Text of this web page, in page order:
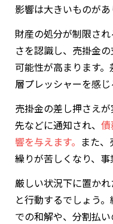
影響は大きいものがあ
財産の処分が制限さ
さを認識し、売掛金
可能性が高まります
層プレッシャーを感じ
売掛金の差し押さえ
先などに通知され、
響を与えます。 また
繰りが苦しくなり、事
厳しい状況下に置か
と行動するでしょう
での和解や、分割払